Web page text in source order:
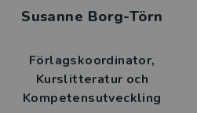
Susanne Borg-Törn
Förlagskoordinator
Kurslitteratur och
Kompetensutveckling